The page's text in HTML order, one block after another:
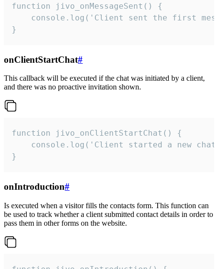
function jivo_onMessageSent() {
console.log('Client sent the first
}
onClientStartChat#
This callback will be executed if the chat was initiated by a client,
and there was no proactive invitation shown.
function jivo_onClientStartChat() {
console.log('Client started a new
}
onIntroduction#
Is executed when a visitor fills the contacts form. This function can
be used to track whether a client submitted contact details in order to
pass them in other forms on the website.